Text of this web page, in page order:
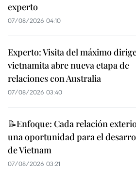
experto
07/08/2026 04:10
Experto: Visita del máximo
vietnamita abre nueva etapa de
relaciones con Australia
07/08/2026 03:40
📝Enfoque: Cada relación
una oportunidad para el
de Vietnam
07/08/2026 03:21